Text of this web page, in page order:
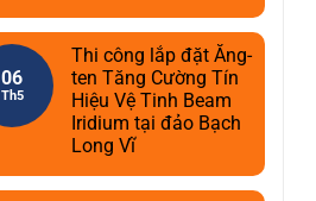
06
Th5
Thi công lắp đặt Ăng-
ten Tăng Cường Tín
Hiệu Vệ Tinh Beam
Iridium tại đảo Bạch
Long Vĩ